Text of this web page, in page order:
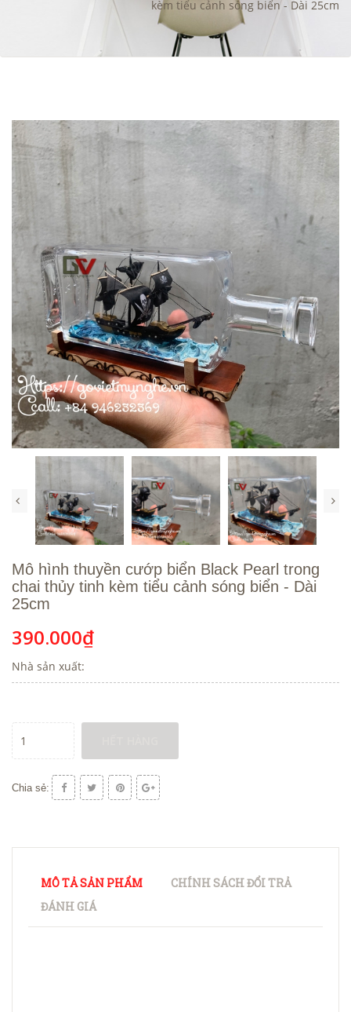
kèm tiểu cảnh sóng biển - Dài 25cm
Mô hình thuyền cướp biển Black Pearl trong
chai thủy tinh kèm tiểu cảnh sóng biển - Dài
25cm
390.000₫
Nhà sản xuất:
Chia sẻ:
MÔ TẢ SẢN PHẨM
CHÍNH SÁCH ĐỔI TRẢ
ĐÁNH GIÁ